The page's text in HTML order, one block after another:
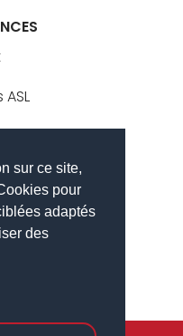
sur ce site,
pour
adaptés
des
Paris